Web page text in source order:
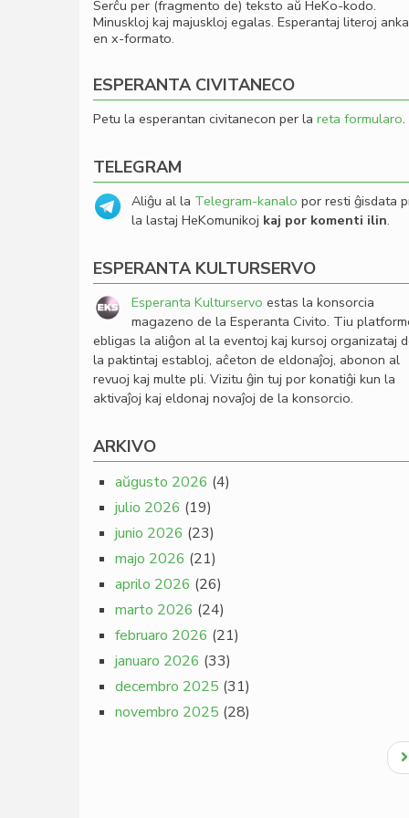
Serĉu per (fragmento de) teksto aŭ HeKo-kodo.
Minuskloj kaj majuskloj egalas. Esperantaj literoj
en x-formato.
ESPERANTA CIVITANECO
Petu la esperantan civitanecon per la reta formularo.
TELEGRAM
Aliĝu al la Telegram-kanalo por resti ĝisdata
la lastaj HeKomunikoj kaj por komenti ilin.
ESPERANTA KULTURSERVO
Esperanta Kulturservo estas la konsorcia
magazeno de la Esperanta Civito. Tiu
ebligas la aliĝon al la eventoj kaj kursoj organizataj
la paktintaj establoj, aĉeton de eldonaĵoj, abonon al
revuoj kaj multe pli. Vizitu ĝin tuj por konatiĝi kun la
aktivaĵoj kaj eldonaj novaĵoj de la konsorcio.
ARKIVO
aŭgusto 2026 (4)
julio 2026 (19)
junio 2026 (23)
majo 2026 (21)
aprilo 2026 (26)
marto 2026 (24)
februaro 2026 (21)
januaro 2026 (33)
decembro 2025 (31)
novembro 2025 (28)